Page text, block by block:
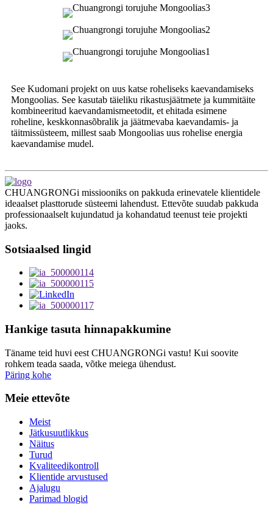
See Kudomani projekt on uus katse roheliseks kaevandamiseks
Mongoolias. See kasutab täieliku rikastusjäätmete ja kummitäite
kombineeritud kaevandamismeetodit, et ehitada esimene
roheline, keskkonnasõbralik ja jäätmevaba kaevandamis- ja
täitmissüsteem, millest saab Mongoolias uus rohelise energia
kaevandamise mudel.
CHUANGRONGi missiooniks on pakkuda erinevatele klientidele
ideaalset plasttorude süsteemi lahendust. Ettevõte suudab pakkuda
professionaalselt kujundatud ja kohandatud teenust teie projekti
jaoks.
Sotsiaalsed lingid
Hankige tasuta hinnapakkumine
Täname teid huvi eest CHUANGRONGi vastu! Kui soovite
rohkem teada saada, võtke meiega ühendust.
Päring kohe
Meie ettevõte
Meist
Jätkusuutlikkus
Näitus
Turud
Kvaliteedikontroll
Klientide arvustused
Ajalugu
Parimad blogid